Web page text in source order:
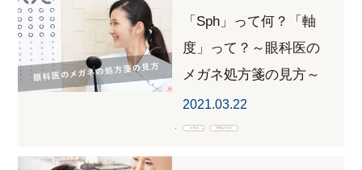
「Sph」って何？「軸
度」って？～眼科医の
メガネ処方箋の見方～
2021.03.22
メガネ 子供メガネ